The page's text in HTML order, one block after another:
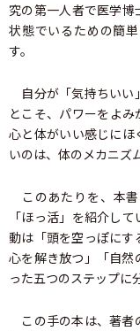
究の第一人者で医学
状態でいるための簡
す。
自分が「気持ちいい
とこそ、パワーをよみ
心と体がいい感じにほ
いのは、体のメカニズ
このあたりを、本
「ほっ活」を紹介し
動は「頭を空っぽにす
心を解き放つ」「自然
った五つのステップに
この手の本は、著者